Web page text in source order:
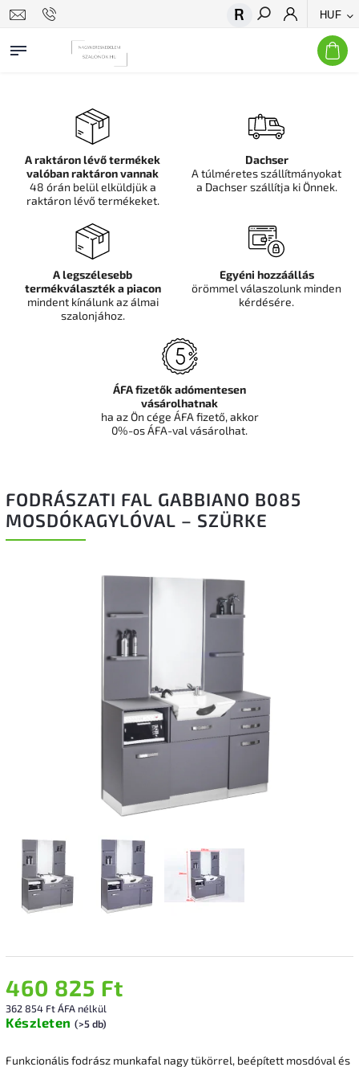
HUF
Keresés
FODRÁSZATI FAL GABBIANO B085
MOSDÓKAGYLÓVAL – SZÜRKE
460 825 Ft
362 854 Ft ÁFA nélkül
Készleten (>5 db)
Funkcionális fodrász munkafal nagy tükörrel, beépített mosdóval és
A raktáron lévő termékek
valóban raktáron vannak
48 órán belül elküldjük a
raktáron lévő termékeket.
Dachser
A túlméretes szállítmányokat
a Dachser szállítja ki Önnek.
A legszélesebb
termékválaszték a piacon
mindent kínálunk az álmai
szalonjához.
Egyéni hozzáállás
örömmel válaszolunk minden
kérdésére.
ÁFA fizetők adómentesen
vásárolhatnak
ha az Ön cége ÁFA fizető, akkor
0%-os ÁFA-val vásárolhat.